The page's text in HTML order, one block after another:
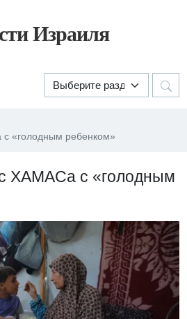
Израиля
«голодным ребенком»
ХАМАСа с «голодным